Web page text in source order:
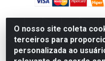
O nosso site coleta
terceiros para
personalizada ao
Jumbo Alimentos Cascavel -
Santos Dumont,